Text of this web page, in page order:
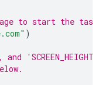
to start the task
)